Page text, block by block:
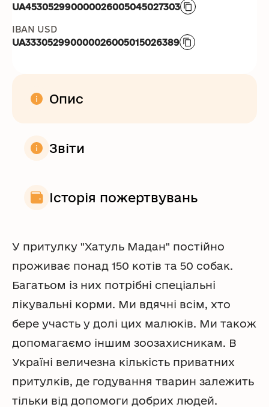
UA453052990000026005045027303
IBAN USD
UA333052990000026005015026389
Опис
Звіти
Історія пожертвувань
У притулку "Хатуль Мадан" постійно
проживає понад 150 котів та 50 собак.
Багатьом із них потрібні спеціальні
лікувальні корми. Ми вдячні всім, хто
бере участь у долі цих малюків. Ми також
допомагаємо іншим зоозахисникам. В
Україні величезна кількість приватних
притулків, де годування тварин залежить
тільки від допомоги добрих людей.